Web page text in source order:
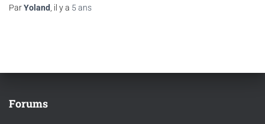
ParYoland , il y a 5 ans
Forums